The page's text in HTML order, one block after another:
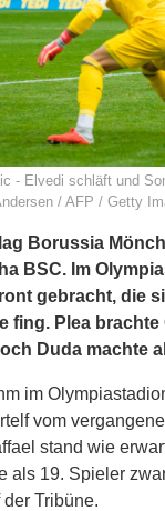
- Elvedi schläft und
/ AFP / Getty
Borussia
BSC. Im
gebracht, die
fing. Plea brachte
Duda machte
im
vom
stand wie
als 19. Spieler
Tribüne.